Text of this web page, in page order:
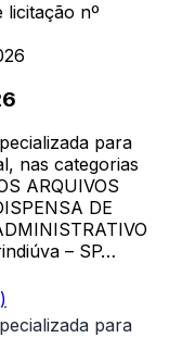
licitação nº
para
nas categorias
ARQUIVOS
DE
– SP…
para